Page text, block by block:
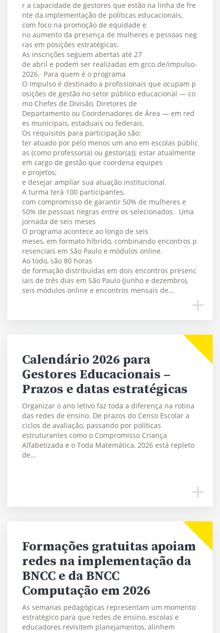
r a capacidade de gestores que estão na linha de fre
nte da implementação de políticas educacionais,
com foco na promoção de equidade e
no aumento da presença de mulheres e pessoas neg
ras em posições estratégicas.
As inscrições seguem abertas até 27
de abril e podem ser realizadas em grco.de/impulso-
2026. Para quem é o programa
O Impulso é destinado a profissionais que ocupam p
osições de gestão no setor público educacional — co
mo Chefes de Divisão, Diretores de
Departamento ou Coordenadores de Área — em red
es municipais, estaduais ou federais.
Os requisitos para participação são:
ter atuado por pelo menos um ano em escolas públic
as (como professor(a) ou gestor(a)); estar atualmente
em cargo de gestão que coordena equipes
e projetos;
e desejar ampliar sua atuação institucional.
A turma terá 100 participantes,
com compromisso de garantir 50% de mulheres e
50% de pessoas negras entre os selecionados. Uma
jornada de seis meses
O programa acontece ao longo de seis
meses, em formato híbrido, combinando encontros p
resenciais em São Paulo e módulos online.
Ao todo, são 80 horas
de formação distribuídas em dois encontros presenc
iais de três dias em São Paulo (junho e dezembro),
seis módulos online e encontros mensais de…
Calendário 2026 para
Gestores Educacionais –
Prazos e datas estratégicas
Organizar o ano letivo faz toda a diferença na rotina
das redes de ensino. De prazos do Censo Escolar a
ciclos de avaliação, passando por políticas
estruturantes como o Compromisso Criança
Alfabetizada e o Toda Matemática, 2026 está repleto
de…
Formações gratuitas apoiam
redes na implementação da
BNCC e da BNCC
Computação em 2026
As semanas pedagógicas representam um momento
estratégico para que redes de ensino, escolas e
educadores revisitem planejamentos, alinhem